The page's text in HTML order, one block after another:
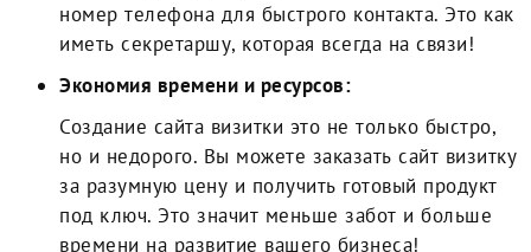
номер телефона для быстрого контакта. Это как
иметь секретаршу, которая всегда на связи!
Экономия времени и ресурсов:
Создание сайта визитки это не только быстро,
но и недорого. Вы можете заказать сайт визитку
за разумную цену и получить готовый продукт
под ключ. Это значит меньше забот и больше
времени на развитие вашего бизнеса!